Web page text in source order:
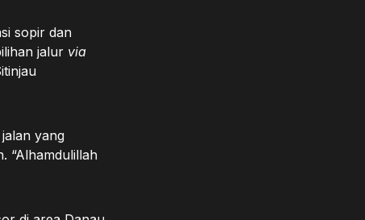
sopir dan
jalur via
yang
“Alhamdulillah